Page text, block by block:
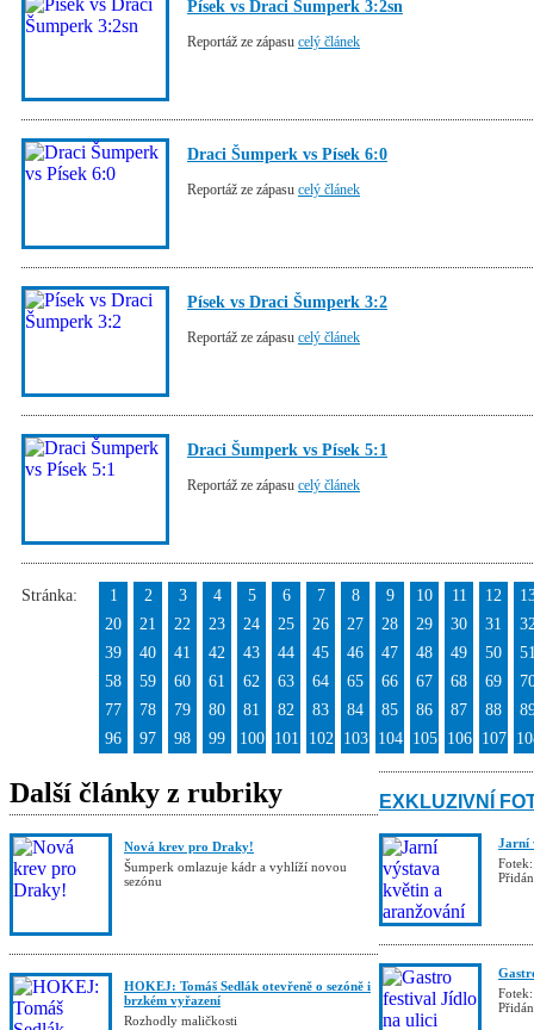
Písek vs Draci Šumperk 3:2sn
Reportáž ze zápasu celý článek
Draci Šumperk vs Písek 6:0
Reportáž ze zápasu celý článek
Písek vs Draci Šumperk 3:2
Reportáž ze zápasu celý článek
Draci Šumperk vs Písek 5:1
Reportáž ze zápasu celý článek
Stránka: 1 2 3 4 5 6 7 8 9 10 11 12
20
21 22 23 24 25 26 27 28 29 30 31
39
40 41 42 43 44 45 46 47 48 49 50
58
59 60 61 62 63 64 65 66 67 68 69
77
78 79 80 81 82 83 84 85 86 87 88
96
97 98 99 100 101 102 103 104 105 106 107
Další články z rubriky
Nová krev pro Draky!
Šumperk omlazuje kádr a vyhlíží novou
sezónu
HOKEJ: Tomáš Sedlák otevřeně o sezóně i
brzkém vyřazení
Rozhodly maličkosti
EXKLUZIVNÍ
Jarní